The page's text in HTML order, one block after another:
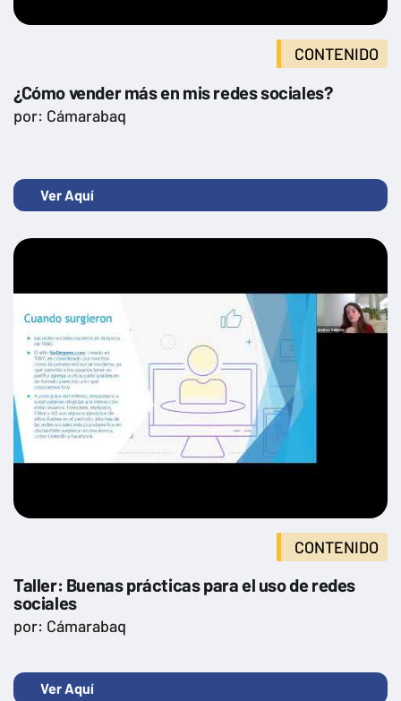
CONTENIDO
¿Cómo vender más en mis redes sociales?
por: Cámarabaq
Ver Aquí
CONTENIDO
Taller: Buenas prácticas para el uso de redes
sociales
por: Cámarabaq
Ver Aquí